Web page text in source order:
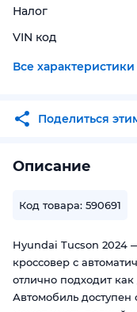
Налог
VIN код
Все характеристики
Поделиться
Описание
Код товара: 590691
Hyundai Tucson 2024
кроссовер с
отлично подходит
Автомобиль